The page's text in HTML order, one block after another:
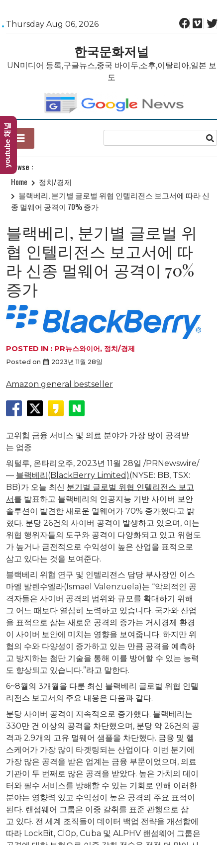
Skip
to
Thursday Aug 06, 2026
한국문화저널
UN미디어 등록,구글뉴스,중국 바이두,소후,이탈리아,일본 보
도
Browse :
Home
정치/경제
블랙베리, 분기별 글로벌 위협 인텔리전스 보고서에 따라 신
종 멀웨어 공격이 70% 증가
블랙베리, 분기별 글로벌 위
협 인텔리전스 보고서에 따
라 신종 멀웨어 공격이 70%
증가
POSTED IN : PR뉴스와이어, 정치/경제
Posted on 2023년 11월 28일
Amazon general bestseller
고위험 금융 서비스 및 의료 분야가 가장 많이 공격받
는 업종
워털루, 온타리오주, 2023년 11월 28일 /PRNewswire/
— 블랙베리(BlackBerry Limited)(NYSE: BB, TSX:
BB)가 오늘 최신 분기별 글로벌 위협 인텔리전스 보고
서를 발표하고 블랙베리의 인공지능 기반 사이버 보안
솔루션이 발견한 새로운 멀웨어가 70% 증가했다고 밝
혔다. 분당 26건의 사이버 공격이 발생하고 있으며, 이는
위협 행위자들의 도구와 공격이 다양화되고 있고 위험도
가 높거나 금전적으로 수익성이 높은 산업을 표적으로
삼고 있다는 것을 보여준다.
블랙베리 위협 연구 및 인텔리전스 담당 부사장인 이스
마엘 발렌수엘라(Ismael Valenzuela)는 “악의적인 공
격자들은 사이버 공격의 범위와 규모를 확대하기 위해
그 어느 때보다 열심히 노력하고 있습니다. 국가와 산업
을 표적으로 삼는 새로운 공격의 증가는 거시경제 환경
이 사이버 보안에 미치는 영향을 보여줍니다. 하지만 위
협의 수와 다양성이 증가하고 있는 만큼 공격을 예측하
고 방지하는 첨단 기술을 통해 이를 방어할 수 있는 능력
도 향상되고 있습니다.”라고 말한다.
6~8월의 3개월을 다룬 최신 블랙베리 글로벌 위협 인텔
리전스 보고서의 주요 내용은 다음과 같다.
분당 사이버 공격이 지속적으로 증가했다. 블랙베리는
330만 건 이상의 공격을 차단했으며, 분당 약 26건의 공
격과 2.9개의 고유 멀웨어 샘플을 차단했다. 금융 및 헬
스케어가 가장 많이 타겟팅되는 산업이다. 이번 분기에
가장 많은 공격을 받은 업계는 금융 부문이었으며, 의료
기관이 두 번째로 많은 공격을 받았다. 높은 가치의 데이
터와 필수 서비스를 방해할 수 있는 기회로 인해 이러한
분야는 영향력 있고 수익성이 높은 공격의 주요 표적이
된다. 랜섬웨어 그룹은 이중 갈취를 표준 관행으로 삼
고 있다. 전 세계 조직들이 데이터 백업 전략을 개선함에
따라 LockBit, Cl0p, Cuba 및 ALPHV 랜섬웨어 그룹은
youtube 채널